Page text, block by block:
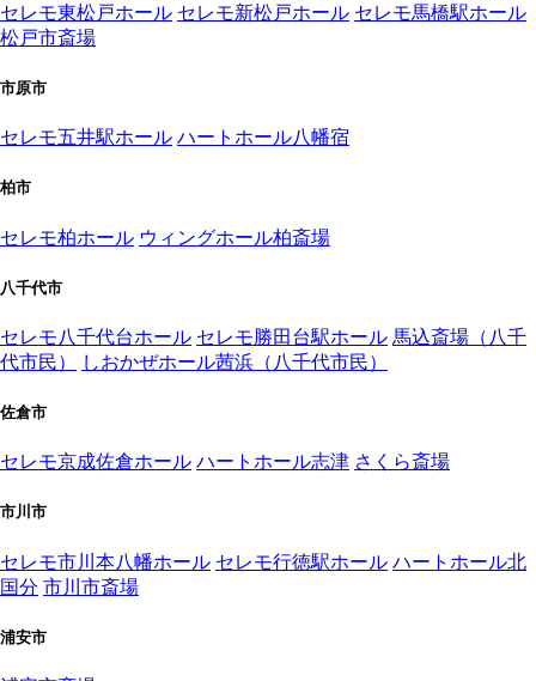
セレモ東松戸ホール セレモ新松戸ホール セレモ馬橋駅ホール
松戸市斎場
市原市
セレモ五井駅ホール ハートホール八幡宿
柏市
セレモ柏ホール ウィングホール柏斎場
八千代市
セレモ八千代台ホール セレモ勝田台駅ホール 馬込斎場（八千
代市民）
しおかぜホール茜浜（八千代市民）
佐倉市
セレモ京成佐倉ホール ハートホール志津 さくら斎場
市川市
セレモ市川本八幡ホール セレモ行徳駅ホール ハートホール北
国分 市川市斎場
浦安市